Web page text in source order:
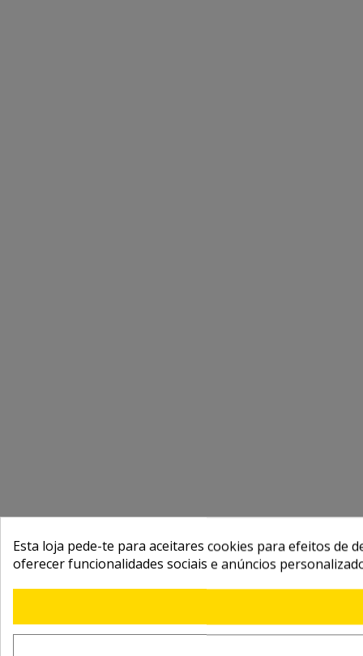
Esta loja pede-te para aceitares cookies para efeitos de
oferecer funcionalidades sociais e anúncios